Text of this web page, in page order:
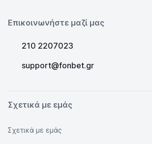
Επικοινωνήστε μαζί μας
210 2207023
support@fonbet.gr
Σχετικά με εμάς
Σχετικά με εμάς